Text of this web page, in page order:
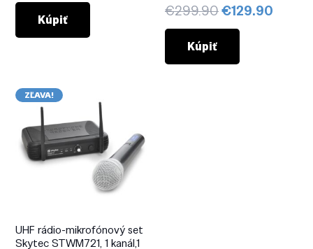
Kúpiť
€299.90Pôvodná
cena
€299.90.
€129.90
Kúpiť
ZĽAVA!
UHF rádio-mikrofónový set
Skytec STWM721, 1 kanál,1